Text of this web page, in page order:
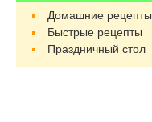
Домашние рецепты
Быстрые рецепты
Праздничный стол